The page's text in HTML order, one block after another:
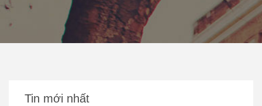
Tin mới nhất